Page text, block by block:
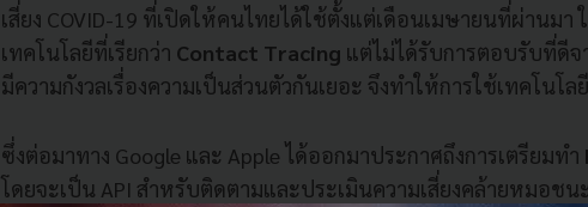
เสี่ยง COVID-19 ที่เปิดให้คนไทยได้ใช้ตั้งแต่เดือนเมษายนที่ผ่านมา
เทคโนโลยีที่เรียกว่า Contact Tracing แต่ไม่ได้รับการตอบรับที่ดี
มีความกังวลเรื่องความเป็นส่วนตัวกันเยอะ จึงทำให้การใช้เทคโนโ
ซึ่งต่อมาทาง Google และ Apple ได้ออกมาประกาศถึงการเตรียมทำ
โดยจะเป็น API สำหรับติดตามและประเมินความเสี่ยงคล้ายหมอชน